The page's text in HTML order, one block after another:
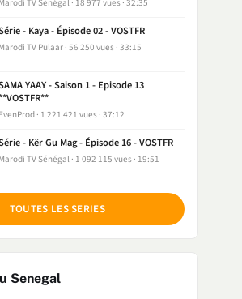
Marodi TV Sénégal 18 977 vues 32:35
- Kaya - Épisode 02 - VOSTFR
Marodi TV Pulaar 56 250 vues 33:15
YAAY - Saison 1 - Episode 13
EvenProd 1 221 421 vues 37:12
- Kër Gu Mag - Épisode 16 - VOSTFR
Marodi TV Sénégal 1 092 115 vues 19:51
TOUTES LES SERIES
Senegal